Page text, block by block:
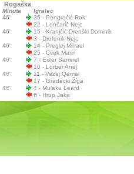
Rogaška
Minuta
Igralec
46'
35 - Pongračić Rok
22 - Lončarič Nejc
46'
15 - Kranjčić Drenški Dominik
3 - Drofenik Nejc
46'
14 - Preglej Mihael
25 - Cvek Marin
46'
7 - Erker Samuel
10 - Lorber Anej
46'
11 - Vezaj Qemal
17 - Gradecki Žiga
46'
4 - Mulaku Leard
6 - Hrup Jaka